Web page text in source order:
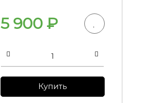
5 900₽
Купить